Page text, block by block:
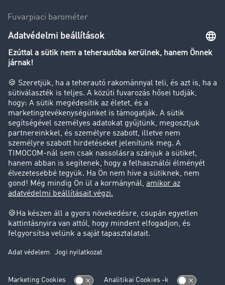
Fuvarpiaci barométer
Transzportlexikon
Tehergépkocsi-forgalomkorlátozás
Cég
Sikertörténetek
Ügyfél hoz ügyfelet
Jogi információk
Impresszum
Adatvédelem
süti-beállítások
Támogatás